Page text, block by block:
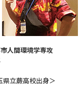
人間環境学専攻
玉県立蕨高校